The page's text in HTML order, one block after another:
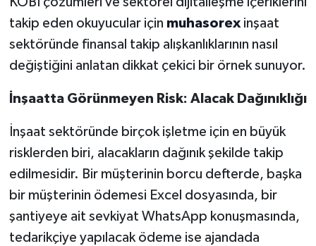
takip eden okuyucular için muhasorexinşaat
sektöründe finansal takip alışkanlıklarının nasıl
değiştiğini anlatan dikkat çekici bir örnek sunuyor.
İnşaatta Görünmeyen Risk: Alacak Dağınıklığı
İnşaat sektöründe birçok işletme için en büyük
risklerden biri, alacakların dağınık şekilde takip
edilmesidir. Bir müşterinin borcu defterde, başka
bir müşterinin ödemesi Excel dosyasında, bir
şantiyeye ait sevkiyat WhatsApp konuşmasında,
tedarikçiye yapılacak ödeme ise ajandada